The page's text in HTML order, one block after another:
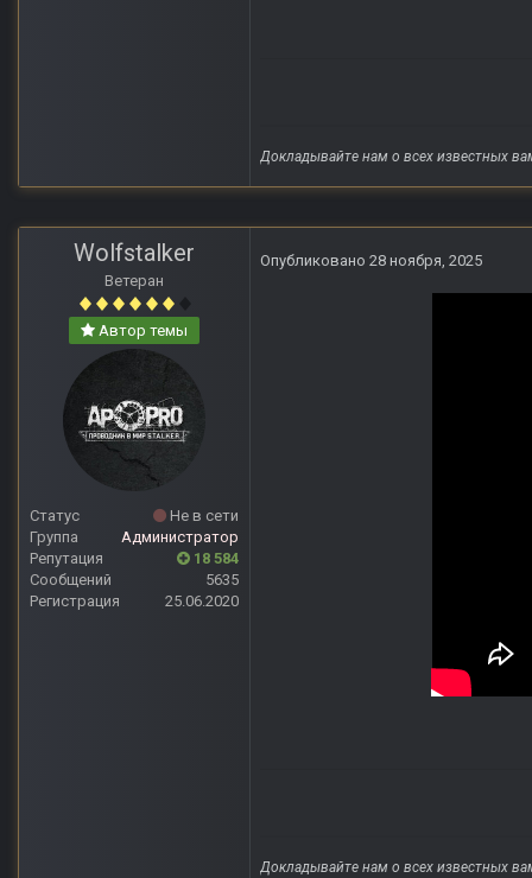
Докладывайте нам о всех известных
Wolfstalker
Ветеран
Автор темы
Статус
Не в сети
Группа
Администратор
Репутация
18 584
Сообщений
5635
Регистрация
25.06.2020
Опубликовано 28 ноября, 2025
Докладывайте нам о всех известных